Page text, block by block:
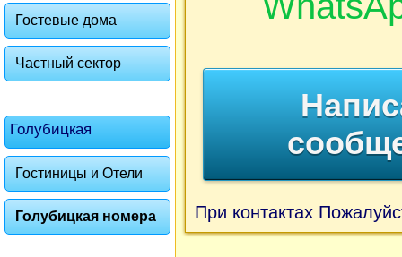
Гостевые дома
Частный сектор
Голубицкая
Гостиницы и Отели
Голубицкая номера При контактах